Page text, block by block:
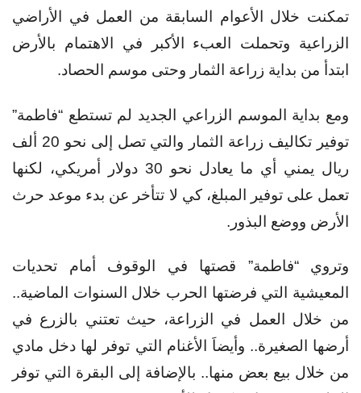
تمكنت خلال الأعوام السابقة من العمل في الأراضي
الزراعية وتحملت العبء الأكبر في الاهتمام بالأرض
ابتدأ من بداية زراعة الثمار وحتى موسم الحصاد.
ومع بداية الموسم الزراعي الجديد لم تستطع “فاطمة”
توفير تكاليف زراعة الثمار والتي تصل إلى نحو 20 ألف
ريال يمني أي ما يعادل نحو 30 دولار أمريكي، لكنها
تعمل على توفير المبلغ، كي لا تتأخر عن بدء موعد حرث
الأرض ووضع البذور.
وتروي “فاطمة” قصتها في الوقوف أمام تحديات
المعيشية التي فرضتها الحرب خلال السنوات الماضية..
من خلال العمل في الزراعة، حيث تعتني بالزرع في
أرضها الصغيرة.. وأيضاَ الأغنام التي توفر لها دخل مادي
من خلال بيع بعض منها.. بالإضافة إلى البقرة التي توفر